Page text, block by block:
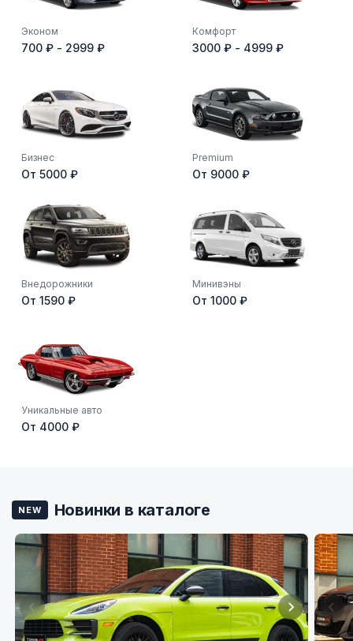
Эконом
700 ₽ - 2999 ₽
Комфорт
3000 ₽ - 4999 ₽
Бизнес
От 5000 ₽
Premium
От 9000 ₽
Внедорожники
От 1590 ₽
Минивэны
От 1000 ₽
Уникальные авто
От 4000 ₽
NEW Новинки в каталоге